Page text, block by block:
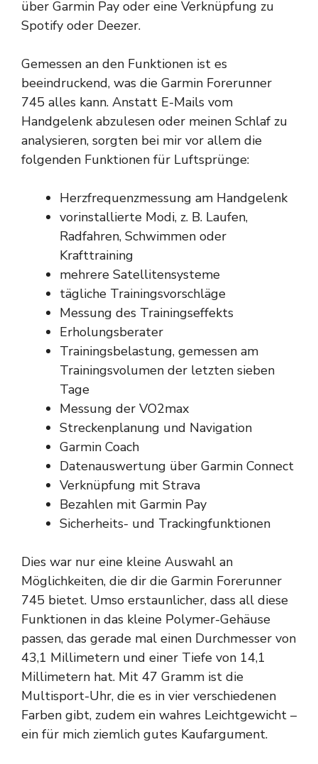
über Garmin Pay oder eine Verknüpfung zu
Spotify oder Deezer.
Gemessen an den Funktionen ist es
beeindruckend, was die Garmin Forerunner
745 alles kann. Anstatt E-Mails vom
Handgelenk abzulesen oder meinen Schlaf zu
analysieren, sorgten bei mir vor allem die
folgenden Funktionen für Luftsprünge:
Herzfrequenzmessung am Handgelenk
vorinstallierte Modi, z. B. Laufen,
Radfahren, Schwimmen oder
Krafttraining
mehrere Satellitensysteme
tägliche Trainingsvorschläge
Messung des Trainingseffekts
Erholungsberater
Trainingsbelastung, gemessen am
Trainingsvolumen der letzten sieben
Tage
Messung der VO2max
Streckenplanung und Navigation
Garmin Coach
Datenauswertung über Garmin Connect
Verknüpfung mit Strava
Bezahlen mit Garmin Pay
Sicherheits- und Trackingfunktionen
Dies war nur eine kleine Auswahl an
Möglichkeiten, die dir die Garmin Forerunner
745 bietet. Umso erstaunlicher, dass all diese
Funktionen in das kleine Polymer-Gehäuse
passen, das gerade mal einen Durchmesser von
43,1 Millimetern und einer Tiefe von 14,1
Millimetern hat. Mit 47 Gramm ist die
Multisport-Uhr, die es in vier verschiedenen
Farben gibt, zudem ein wahres Leichtgewicht –
ein für mich ziemlich gutes Kaufargument.